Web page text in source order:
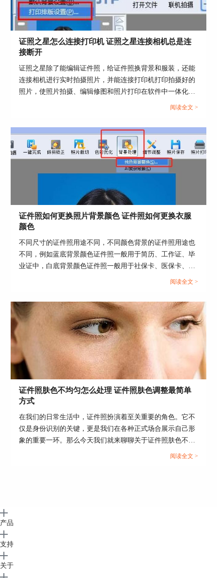
最后，再使用证照之星证件照工具的背景处理工具
替换人物的背景，以符合证件照的要求。
如图6所示，在替换背景前，需对照片的背景替换
衔接处进行涂抹操作，也就是将人物部分抠出，然
后再单击“处理”按钮，完成背景的替换。
图6：抠图
用证照之星证件照工具编辑后的照片显得更加明
亮、美观了。
证照之星怎么连接打印机 证照之星连接相机总是连
接断开
证照之星除了能编辑证件照，给证件照换背景和服装，还能
连接相机进行实时拍摄照片，并能连接打印机打印拍摄好的
照片，使照片拍摄、编辑修图和照片打印在软件中一体化操
作。那么证件照如何在证照之星中拍摄和打印呢？这篇文章
是连接断开。...
阅读全文 >
证件照如何更换照片背景颜色 证件照如何更换衣服
颜色
不同尺寸的证件照用途不同，不同颜色背景的证件照用途也
不同，例如蓝底背景颜色证件照一般用于简历、工作证、毕
业证中，白底背景颜色证件照一般用于社保卡、医保卡、驾
驶证中。为了使证件照的使用更符合场合，可以使用专业软
体。这篇文章就告诉大家证件照如何更换照片背景颜色，证
件照如何更换衣服颜色。...
阅读全文 >
证件照肤色不均匀怎么处理 证件照肤色调整最简单
方式
在我们的日常生活中，证件照扮演着至关重要的角色。它不
仅是身份识别的关键，更是我们在各种正式场合展示自己形
象的重要一环。那么今天我们就来聊聊关于证件照肤色不均
匀怎么处理的问题及证件照肤色调整最简单方式。...
阅读全文 >
产品
支持
关于